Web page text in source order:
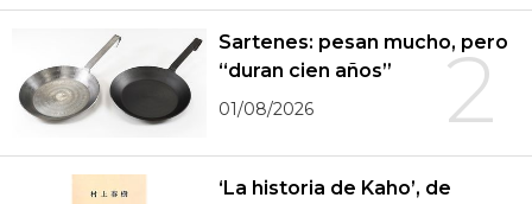
2
Sartenes: pesan mucho, pero
“duran cien años”
01/08/2026
‘La historia de Kaho’, de